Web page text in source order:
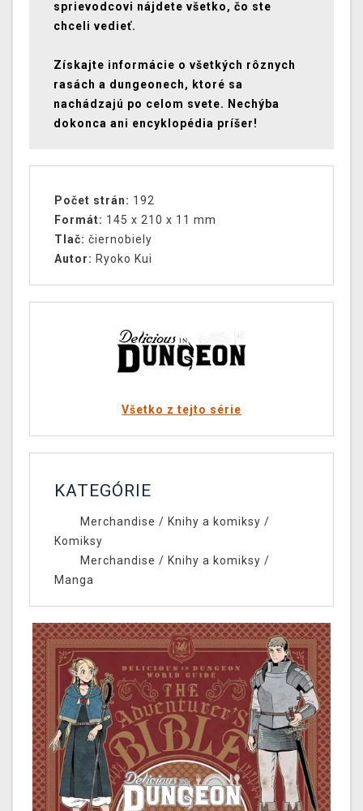
sprievodcovi nájdete všetko, čo ste
chceli vedieť.
Získajte informácie o všetkých rôznych
rasách a dungeonech, ktoré sa
nachádzajú po celom svete. Nechýba
dokonca ani encyklopédia príšer!
Počet strán: 192
Formát: 145 x 210 x 11 mm
Tlač: čiernobiely
Autor: Ryoko Kui
Všetko z tejto série
KATEGÓRIE
Merchandise / Knihy a komiksy /
Komiksy
Merchandise / Knihy a komiksy /
Manga